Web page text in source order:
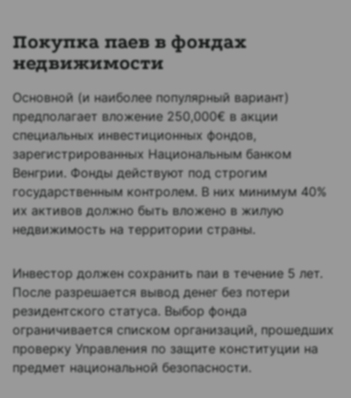
Покупка паев в фондах
недвижимости
Основной (и наиболее популярный вариант)
предполагает вложение 250,000€ в акции
специальных инвестиционных фондов,
зарегистрированных Национальным банком
Венгрии. Фонды действуют под строгим
государственным контролем. В них минимум 40%
их активов должно быть вложено в жилую
недвижимость на территории страны.
Инвестор должен сохранить паи в течение 5 лет.
После разрешается вывод денег без потери
резидентского статуса. Выбор фонда
ограничивается списком организаций, прошедших
проверку Управления по защите конституции на
предмет национальной безопасности.